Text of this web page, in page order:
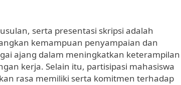
serta presentasi skripsi adalah
kemampuan penyampaian dan
ajang dalam meningkatkan keterampilan
kerja. Selain itu, partisipasi mahasiswa
rasa memiliki serta komitmen terhadap